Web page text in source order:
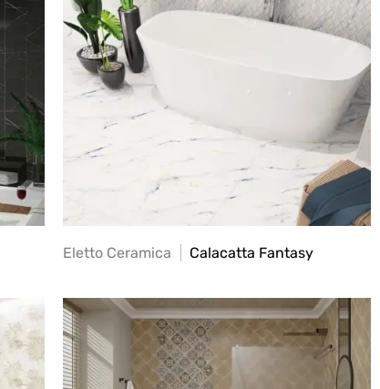
Eletto Ceramica Calacatta Fantasy